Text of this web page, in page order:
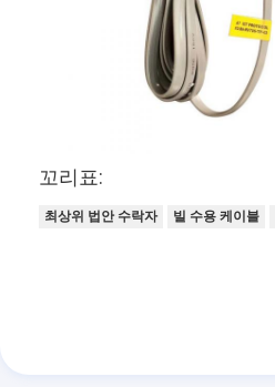
물고기 게임 테이블
아케이드 게임 기계
카지노 바카라 테이블
꼬리표:
최상위 법안 수락자 빌 수용 케이블